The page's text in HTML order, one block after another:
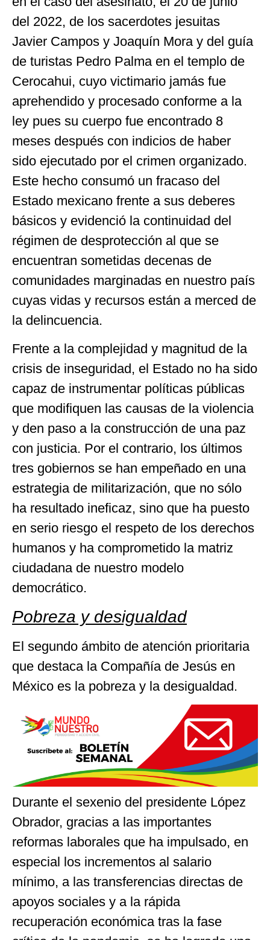
del 2022, de los sacerdotes jesuitas
Javier Campos y Joaquín Mora y del guía
de turistas Pedro Palma en el templo de
Cerocahui, cuyo victimario jamás fue
aprehendido y procesado conforme a la
ley pues su cuerpo fue encontrado 8
meses después con indicios de haber
sido ejecutado por el crimen organizado.
Este hecho consumó un fracaso del
Estado mexicano frente a sus deberes
básicos y evidenció la continuidad del
régimen de desprotección al que se
encuentran sometidas decenas de
comunidades marginadas en nuestro país
cuyas vidas y recursos están a merced de
la delincuencia.
Frente a la complejidad y magnitud de la
crisis de inseguridad, el Estado no ha sido
capaz de instrumentar políticas públicas
que modifiquen las causas de la violencia
y den paso a la construcción de una paz
con justicia. Por el contrario, los últimos
tres gobiernos se han empeñado en una
estrategia de militarización, que no sólo
ha resultado ineficaz, sino que ha puesto
en serio riesgo el respeto de los derechos
humanos y ha comprometido la matriz
ciudadana de nuestro modelo
democrático.
Pobreza y desigualdad
El segundo ámbito de atención prioritaria
que destaca la Compañía de Jesús en
México es la pobreza y la desigualdad.
Durante el sexenio del presidente López
Obrador, gracias a las importantes
reformas laborales que ha impulsado, en
especial los incrementos al salario
mínimo, a las transferencias directas de
apoyos sociales y a la rápida
recuperación económica tras la fase